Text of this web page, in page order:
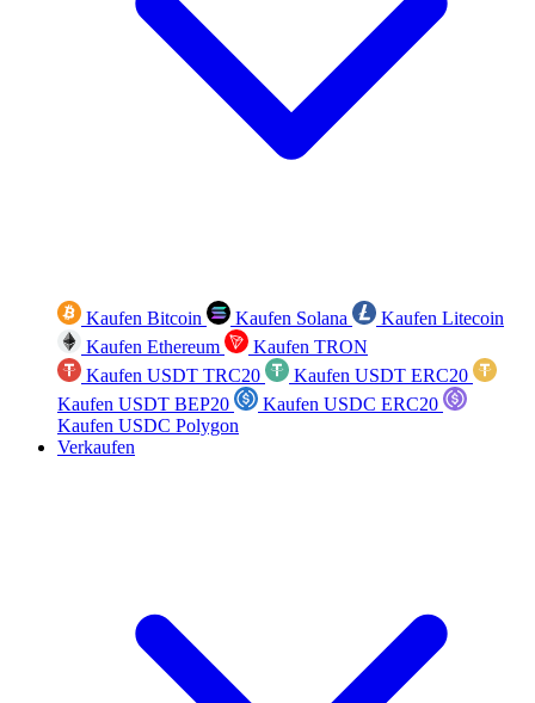
Kaufen Bitcoin Kaufen Solana
Kaufen Litecoin
Kaufen Ethereum
Kaufen TRON
Kaufen USDT TRC20
Kaufen USDT ERC20
Kaufen USDT BEP20
Kaufen USDC ERC20
Kaufen USDC Polygon
Verkaufen